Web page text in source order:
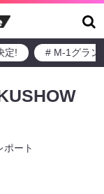
定! # M-1グラン
ポート